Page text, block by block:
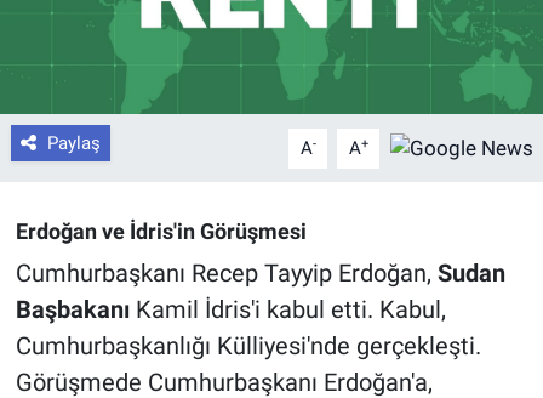
Paylaş A- A+
Erdoğan ve İdris'in Görüşmesi
Cumhurbaşkanı Recep Tayyip Erdoğan, Sudan
BaşbakanıKamil İdris'i kabul etti. Kabul,
Cumhurbaşkanlığı Külliyesi'nde gerçekleşti.
Görüşmede Cumhurbaşkanı Erdoğan'a,